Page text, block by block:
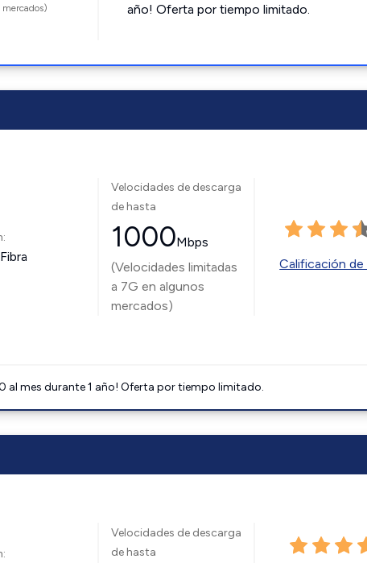
mercados)
año! Oferta por tiempo limitado.
Velocidades de descarga
de hasta
1000Mbps
(Velocidades limitadas
a 7G en algunos
mercados)
Calificación
al mes durante 1 año! Oferta por tiempo limitado.
Velocidades de descarga
de hasta